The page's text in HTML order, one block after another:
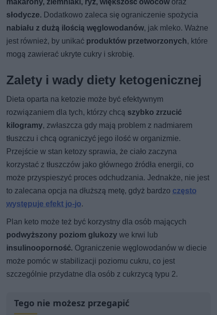
słodycze. Dodatkowo zaleca się ograniczenie spożycia
nabiału z dużą ilością węglowodanów, jak mleko. Ważne
jest również, by unikać produktów przetworzonych, które
mogą zawierać ukryte cukry i skrobię.
Zalety i wady diety ketogenicznej
Dieta oparta na ketozie może być efektywnym
rozwiązaniem dla tych, którzy chcą szybko zrzucić
kilogramy, zwłaszcza gdy mają problem z nadmiarem
tłuszczu i chcą ograniczyć jego ilość w organizmie.
Przejście w stan ketozy sprawia, że ciało zaczyna
korzystać z tłuszczów jako głównego źródła energii, co
może przyspieszyć proces odchudzania. Jednakże, nie jest
to zalecana opcja na dłuższą metę, gdyż bardzo często
występuje efekt jo-jo.
Plan keto może też być korzystny dla osób mających
podwyższony poziom glukozy we krwi lub
insulinooporność. Ograniczenie węglowodanów w diecie
może pomóc w stabilizacji poziomu cukru, co jest
szczególnie przydatne dla osób z cukrzycą typu 2.
Tego nie możesz przegapić